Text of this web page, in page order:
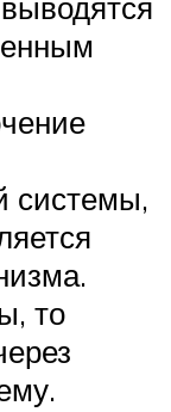
системы,
то